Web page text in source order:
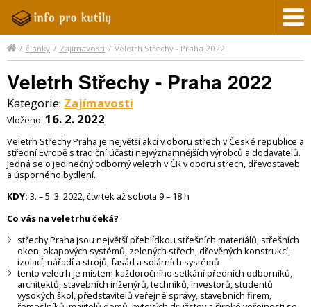
/ články / Zajímavosti / Veletrh Střechy - Praha 2022
Veletrh Střechy - Praha 2022
Kategorie: Zajímavosti
Vloženo: 16. 2. 2022
Veletrh Střechy Praha je největší akcí v oboru střech v České republice a
střední Evropě s tradiční účastí nejvýznamnějších výrobců a dodavatelů.
Jedná se o jedinečný odborný veletrh v ČR v oboru střech, dřevostaveb
a úsporného bydlení.
KDY: 3. – 5. 3. 2022, čtvrtek až sobota 9 – 18 h
Co vás na veletrhu čeká?
střechy Praha jsou největší přehlídkou střešních materiálů, střešních
oken, okapových systémů, zelených střech, dřevěných konstrukcí,
izolací, nářadí a strojů, fasád a solárních systémů
tento veletrh je místem každoročního setkání předních odborníků,
architektů, stavebních inženýrů, techniků, investorů, studentů
vysokých škol, představitelů veřejné správy, stavebních firem,